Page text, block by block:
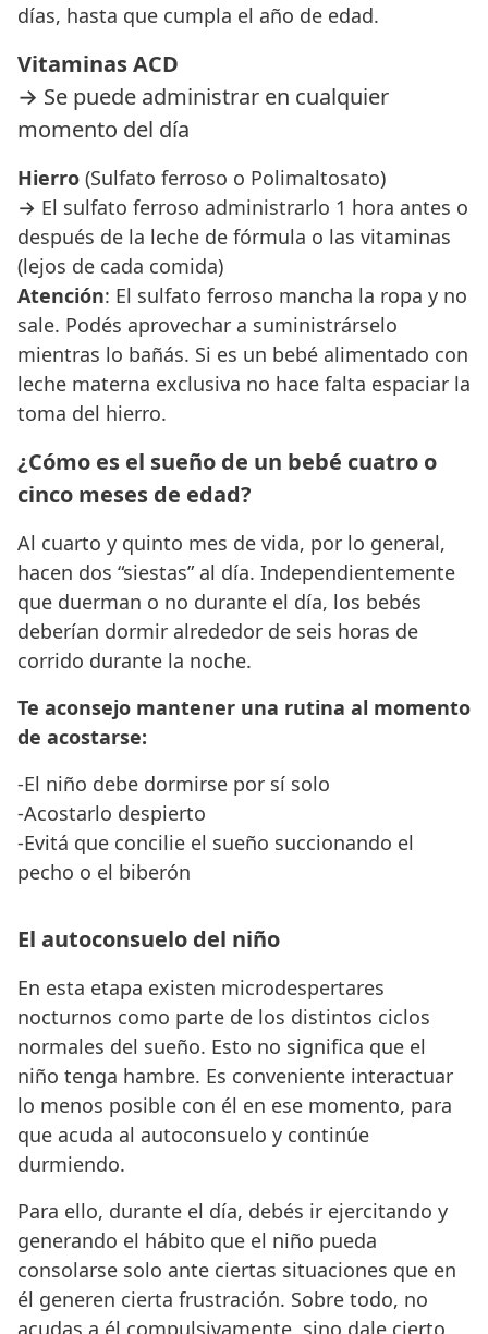
días, hasta que cumpla el año de edad.
Vitaminas ACD
→ Se puede administrar en cualquier
momento del día
Hierro (Sulfato ferroso o Polimaltosato)
→ El sulfato ferroso administrarlo 1 hora antes o
después de la leche de fórmula o las vitaminas
(lejos de cada comida)
Atención: El sulfato ferroso mancha la ropa y no
sale. Podés aprovechar a suministrárselo
mientras lo bañás. Si es un bebé alimentado con
leche materna exclusiva no hace falta espaciar la
toma del hierro.
¿Cómo es el sueño de un bebé cuatro o
cinco meses de edad?
Al cuarto y quinto mes de vida, por lo general,
hacen dos “siestas” al día. Independientemente
que duerman o no durante el día, los bebés
deberían dormir alrededor de seis horas de
corrido durante la noche.
Te aconsejo mantener una rutina al momento
de acostarse:
-El niño debe dormirse por sí solo
-Acostarlo despierto
-Evitá que concilie el sueño succionando el
pecho o el biberón
El autoconsuelo del niño
En esta etapa existen microdespertares
nocturnos como parte de los distintos ciclos
normales del sueño. Esto no significa que el
niño tenga hambre. Es conveniente interactuar
lo menos posible con él en ese momento, para
que acuda al autoconsuelo y continúe
durmiendo.
Para ello, durante el día, debés ir ejercitando y
generando el hábito que el niño pueda
consolarse solo ante ciertas situaciones que en
él generen cierta frustración. Sobre todo, no
acudas a él compulsivamente, sino dale cierto